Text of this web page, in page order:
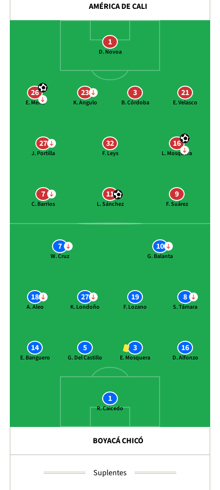
AMÉRICA DE CALI
1
D. Novoa
26
E. Mena
23
K. Angulo
3
B. Córdoba
21
E. Velasco
27
J. Portilla
32
F. Leys
16
L. Mosquera
7
C. Barrios
11
L. Sánchez
9
F. Suárez
1
R. Caicedo
16
D. Alfonzo
3
E. Mosquera
5
G. Del Castillo
14
E. Banguero
8
S. Támara
19
F. Lozano
27
K. Londoño
18
A. Aleo
10
G. Balanta
7
W. Cruz
BOYACÁ CHICÓ
Suplentes